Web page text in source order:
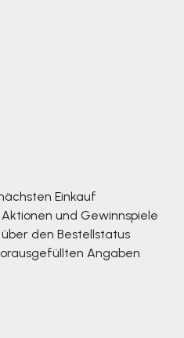
Einkauf
und Gewinnspiele
den Bestellstatus
Angaben